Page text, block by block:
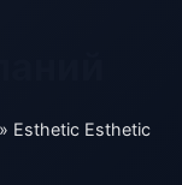
» Esthetic Esthetic